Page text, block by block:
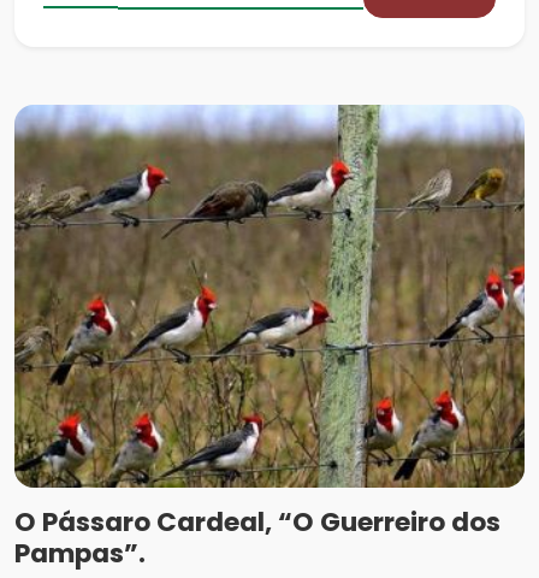
O Pássaro Cardeal, “O Guerreiro dos
Pampas”.